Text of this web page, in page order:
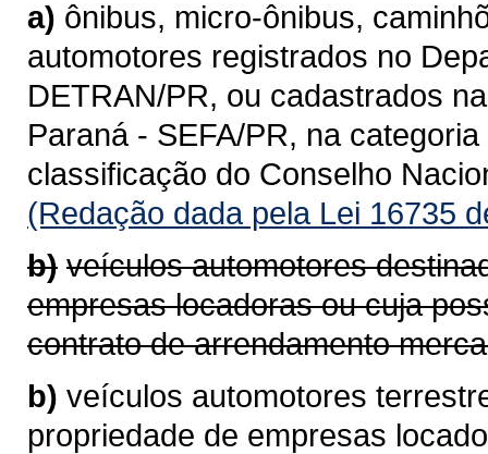
a) ônibus, micro-ônibus,
automotores registrados no
DETRAN/PR, ou cadastrados
Paraná - SEFA/PR, na
classificação do Conselho
(Redação dada pela Lei 16735
b) veículos automotores
empresas locadoras ou cuja
contrato de arrendamento
b) veículos automotores
propriedade de empresas